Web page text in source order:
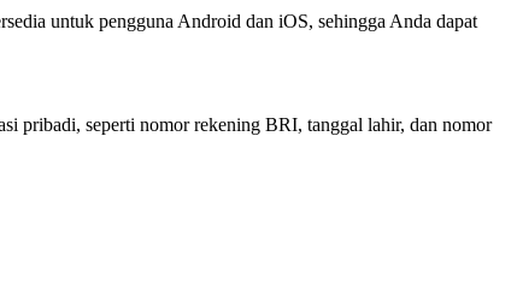
untuk pengguna Android dan iOS, sehingga Anda dapat
pribadi, seperti nomor rekening BRI, tanggal lahir, dan nomor